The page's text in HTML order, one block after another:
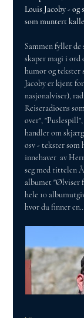
Louis Jacoby -
som muntert
Sammen fyller de
skaper magi i ord
humor og tekster
Jacoby er kjent
nasjonalviser),
Reiseradioens
over",
handler om
osv - tekster som
innehaver  av
seg med tittelen
albumet "Ølviser
hele 10
hvor du finner